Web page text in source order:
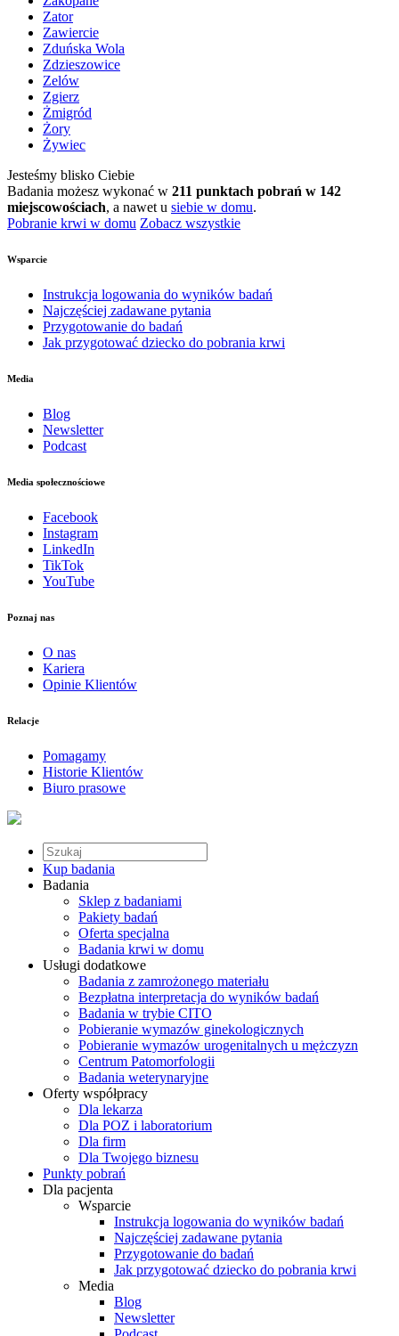
Zator
Zawiercie
Zduńska Wola
Zdzieszowice
Zelów
Zgierz
Żmigród
Żory
Żywiec
Jesteśmy blisko Ciebie
Badania możesz wykonać w 211 punktach pobrań w 142
miejscowościach, a nawet u siebie w domu.
Pobranie krwi w domu Zobacz wszystkie
Wsparcie
Instrukcja logowania do wyników badań
Najczęściej zadawane pytania
Przygotowanie do badań
Jak przygotować dziecko do pobrania krwi
Media
Blog
Newsletter
Podcast
Media społecznościowe
Facebook
Instagram
LinkedIn
TikTok
YouTube
Poznaj nas
O nas
Kariera
Opinie Klientów
Relacje
Pomagamy
Historie Klientów
Biuro prasowe
Kup badania
Badania
Sklep z badaniami
Pakiety badań
Oferta specjalna
Badania krwi w domu
Usługi dodatkowe
Badania z zamrożonego materiału
Bezpłatna interpretacja do wyników badań
Badania w trybie CITO
Pobieranie wymazów ginekologicznych
Pobieranie wymazów urogenitalnych u mężczyzn
Centrum Patomorfologii
Badania weterynaryjne
Oferty współpracy
Dla lekarza
Dla POZ i laboratorium
Dla firm
Dla Twojego biznesu
Punkty pobrań
Dla pacjenta
Wsparcie
Instrukcja logowania do wyników badań
Najczęściej zadawane pytania
Przygotowanie do badań
Jak przygotować dziecko do pobrania krwi
Media
Blog
Newsletter